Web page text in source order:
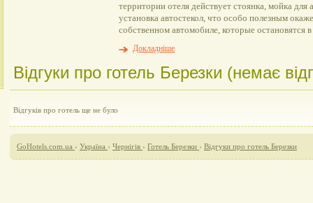
территории отеля действует стоянка, мойка
установка автостекол, что особо полезным
собственном автомобиле, которые остановятся
Докладніше
Відгуки про готель Березки (немає
Відгуків про готель ще не було
GoHotels.com.ua › Україна › Чернігів › Готель Березки › Відгуки про готель Березки